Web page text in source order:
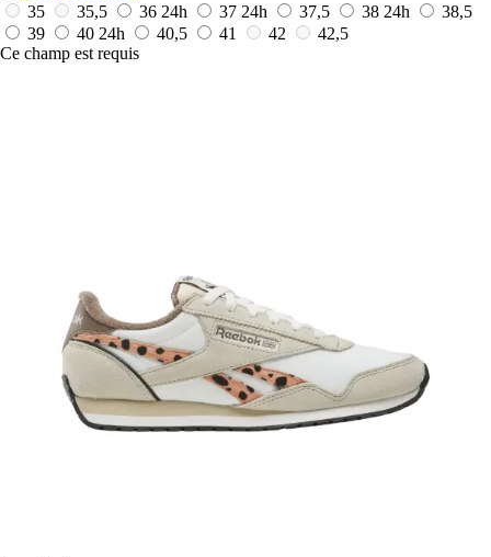
35
35,5 36 24h 37 24h 37,5 38 24h
38,5
39
40 24h 40,5 41 42
42,5
Ce champ est requis